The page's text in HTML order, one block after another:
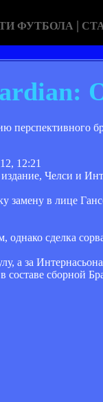
ФУТБОЛА |
перспективного
12:21
Челси и
в лице
сделка
а за
составе сборной